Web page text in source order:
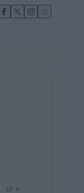
13 n